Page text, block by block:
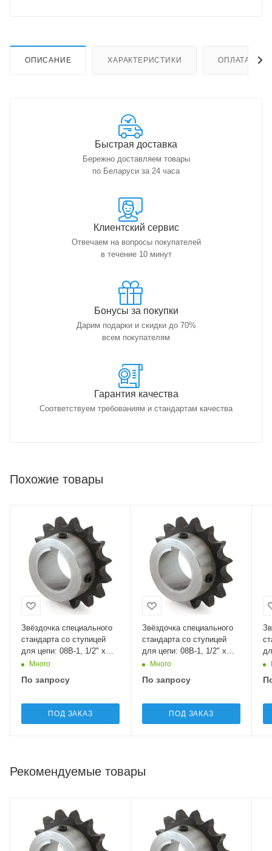
ОПИСАНИЕ ХАРАКТЕРИСТИКИ ОПЛАТА
Быстрая доставка
Бережно доставляем товары
по Беларуси за 24 часа
Клиентский сервис
Отвечаем на вопросы покупателей
в течение 10 минут
Бонусы за покупки
Дарим подарки и скидки до 70%
всем покупателям
Гарантия качества
Соответствуем требованиям и стандартам качества
Похожие товары
Звёздочка специального
стандарта со ступицей
для цепи: 08B-1, 1/2" x
5/16", Z=14 09SB214 Sati
Много
По запросу
ПОД ЗАКАЗ
Звёздочка специального
стандарта со ступицей
для цепи: 08B-1, 1/2" x
5/16", Z=12 09SA912 Sati
Много
По запросу
ПОД ЗАКАЗ
7/
Рекомендуемые товары